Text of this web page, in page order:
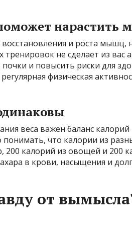
и роста мышц,
не сделает из вас
и повысить риски для
физическая
веса важен баланс
что калории из
калорий из овощей и 200
в крови, насыщения и
от